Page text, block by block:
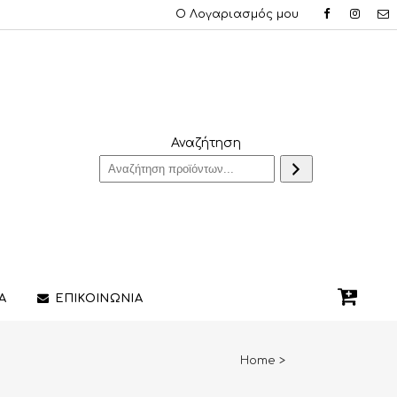
Ο Λογαριασμός μου
Αναζήτηση
ΕΠΙΚΟΙΝΩΝΙΑ
Home >